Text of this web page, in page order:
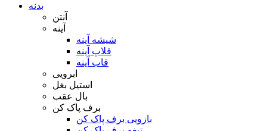
بدنه
آنتن
آینه
شیشه آینه
فلاپ آینه
قاب آینه
ابرویی
استیل بغل
بال عقب
برف پاک کن
بازویی برف پاک کن